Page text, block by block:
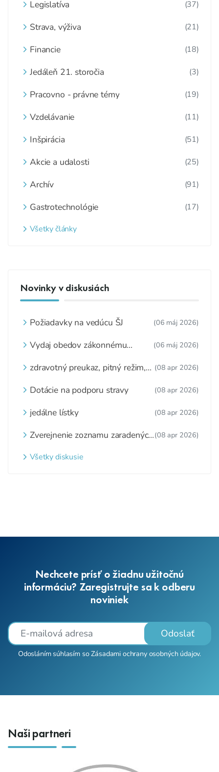
Legislatíva (37)
Strava, výživa (21)
Financie (18)
Jedáleň 21. storočia (3)
Pracovno - právne témy (19)
Vzdelávanie (11)
Inšpirácia (51)
Akcie a udalosti (25)
Archív (91)
Gastrotechnológie (17)
Všetky články
Novinky v diskusiách
Požiadavky na vedúcu ŠJ (06 máj 2026)
Vydaj obedov zákonnému
(06 máj 2026)
zdravotný preukaz, pitný režim,
(08 apr 2026)
Dotácie na podporu stravy (08 apr 2026)
jedálne lístky (08 apr 2026)
Zverejnenie zoznamu zaradených
webovom sídle
(08 apr 2026)
Všetky diskusie
Nechcete prísť o žiadnu užitočnú
informáciu? Zaregistrujte sa k odberu
noviniek
Odoslať
Odosláním súhlasím soZásadami ochrany osobných údajov.
Naši partneri